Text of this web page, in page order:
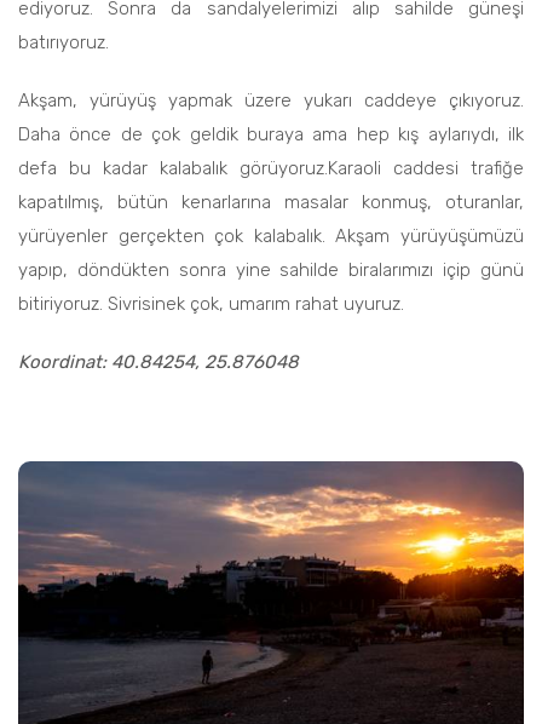
ediyoruz. Sonra da sandalyelerimizi alıp sahilde güneşi
batırıyoruz.
Akşam, yürüyüş yapmak üzere yukarı caddeye çıkıyoruz.
Daha önce de çok geldik buraya ama hep kış aylarıydı, ilk
defa bu kadar kalabalık görüyoruz.Karaoli caddesi trafiğe
kapatılmış, bütün kenarlarına masalar konmuş, oturanlar,
yürüyenler gerçekten çok kalabalık. Akşam yürüyüşümüzü
yapıp, döndükten sonra yine sahilde biralarımızı içip günü
bitiriyoruz. Sivrisinek çok, umarım rahat uyuruz.
Koordinat: 40.84254, 25.876048